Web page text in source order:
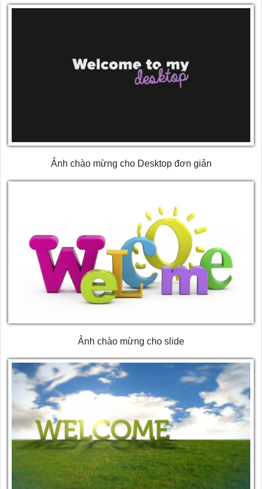
Ảnh chào mừng cho Desktop đơn giản
Ảnh chào mừng cho slide